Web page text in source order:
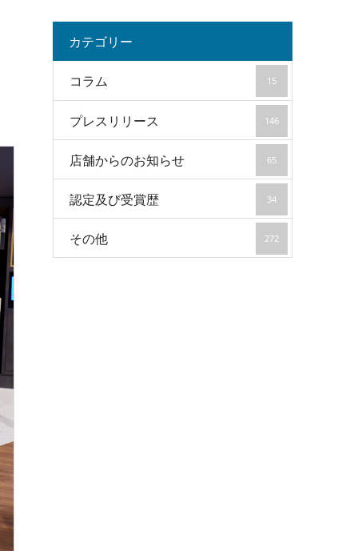
カテゴリー
コラム 15
プレスリリース 146
店舗からのお知らせ 65
認定及び受賞歴 34
その他 272